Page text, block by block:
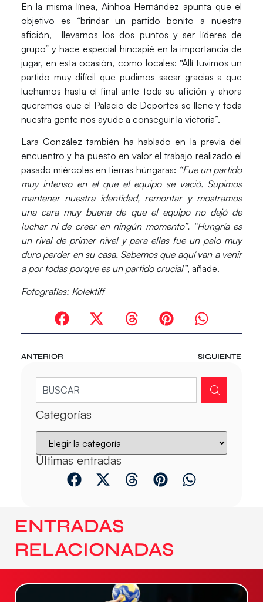
En la misma línea, Ainhoa Hernández apunta que el
objetivo es “brindar un partido bonito a nuestra
afición, llevarnos los dos puntos y ser líderes de
grupo” y hace especial hincapié en la importancia de
jugar, en esta ocasión, como locales: “Allí tuvimos un
partido muy difícil que pudimos sacar gracias a que
luchamos hasta el final ante toda su afición y ahora
queremos que el Palacio de Deportes se llene y toda
nuestra gente nos ayude a conseguir la victoria”.
Lara González también ha hablado en la previa del
encuentro y ha puesto en valor el trabajo realizado el
pasado miércoles en tierras húngaras: “Fue un partido
muy intenso en el que el equipo se vació. Supimos
mantener nuestra identidad, remontar y mostramos
una cara muy buena de que el equipo no dejó de
luchar ni de creer en ningún momento”. “Hungría es
un rival de primer nivel y para ellas fue un palo muy
duro perder en su casa. Sabemos que aquí van a venir
a por todas porque es un partido crucial”, añade.
Fotografías: Kolektiff
ANTERIOR SIGUIENTE
Categorías
Últimas entradas
ENTRADAS
RELACIONADAS